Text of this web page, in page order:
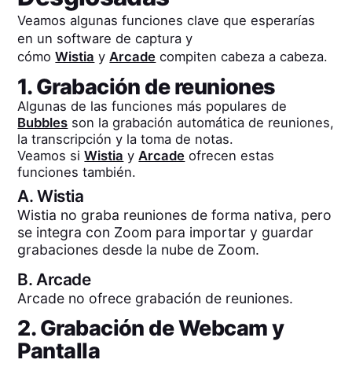
Veamos algunas funciones clave que esperarías
en un software de captura y
cómoWistia y Arcade compiten cabeza a cabeza.
1. Grabación de reuniones
Algunas de las funciones más populares de
Bubbles son la grabación automática de reuniones,
la transcripción y la toma de notas.
Veamos siWistia yArcade ofrecen estas
funciones también.
A.Wistia
Wistia no graba reuniones de forma nativa, pero
se integra con Zoom para importar y guardar
grabaciones desde la nube de Zoom.
B. Arcade
Arcade no ofrece grabación de reuniones.
2. Grabación de Webcam y
Pantalla